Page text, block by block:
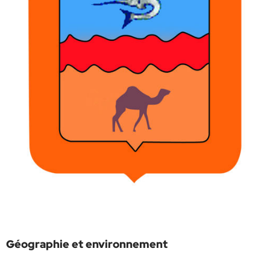
Géographie et environnement